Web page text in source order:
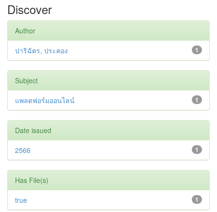
Discover
Author
1
ปาริฉัตร, ประคอง
Subject
1
แพลตฟอร์มออนไลน์
Date issued
1
2566
Has File(s)
1
true